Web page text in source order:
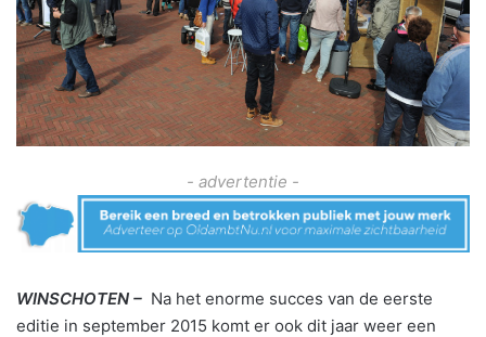
- advertentie -
WINSCHOTEN – Na het enorme succes van de eerste
editie in september 2015 komt er ook dit jaar weer een